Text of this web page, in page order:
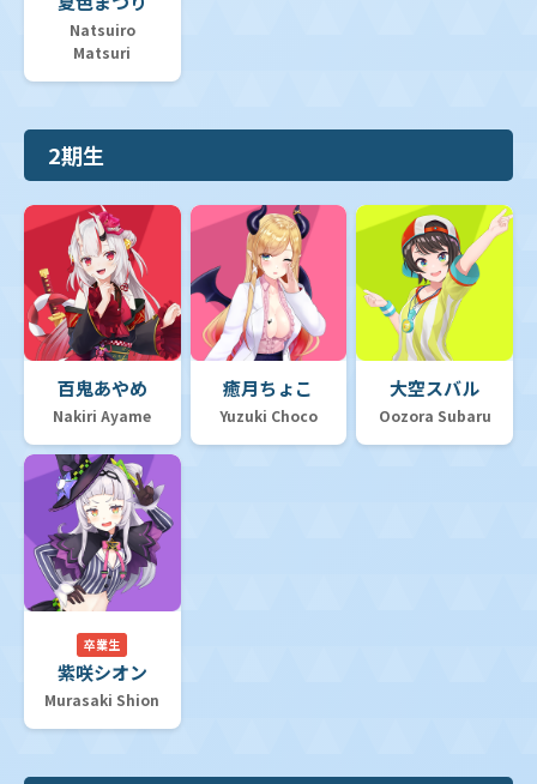
Natsuiro
Matsuri
2期生
百鬼あやめ
Nakiri Ayame
癒月ちょこ
Yuzuki Choco
大空スバル
Oozora Subaru
卒業生
紫咲シオン
Murasaki Shion